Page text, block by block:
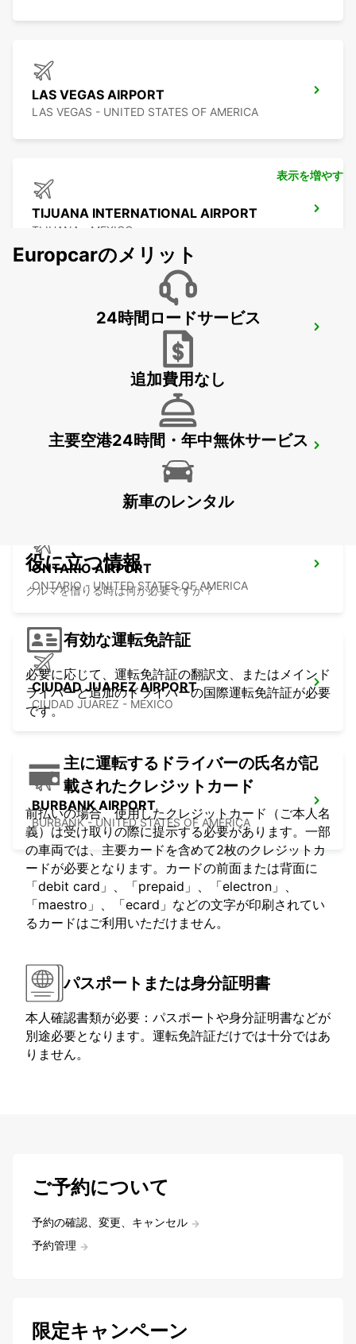
LAS VEGAS AIRPORT
LAS VEGAS - UNITED STATES OF AMERICA
TIJUANA INTERNATIONAL AIRPORT
TIJUANA - MEXICO
SAN DIEGO - UNITED STATES OF AMERICA
HERMOSILLO AIRPORT
ONTARIO AIRPORT
ONTARIO - UNITED STATES OF AMERICA
CIUDAD JUAREZ AIRPORT
CIUDAD JUAREZ - MEXICO
BURBANK AIRPORT
BURBANK - UNITED STATES OF AMERICA
表示を増やす
Europcarのメリット
24時間ロードサービス
追加費用なし
主要空港24時間・年中無休サービス
新車のレンタル
役に立つ情報
クルマを借りる時は何が必要ですか？
有効な運転免許証
必要に応じて、運転免許証の翻訳文、またはメインド
ライバーと追加のドライバーの国際運転免許証が必要
です。
主に運転するドライバーの氏名が記
載されたクレジットカード
前払いの場合、使用したクレジットカード（ご本人名
義）は受け取りの際に提示する必要があります。一部
の車両では、主要カードを含めて2枚のクレジットカ
ードが必要となります。カードの前面または背面に
「debit card」、「prepaid」、「electron」、
「maestro」、「ecard」などの文字が印刷されてい
るカードはご利用いただけません。
パスポートまたは身分証明書
本人確認書類が必要：パスポートや身分証明書などが
別途必要となります。運転免許証だけでは十分ではあ
りません。
ご予約について
予約の確認、変更、キャンセル
予約管理
限定キャンペーン